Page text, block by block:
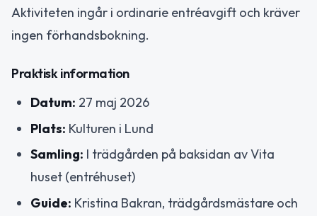
Aktiviteten ingår i ordinarie entréavgift och kräver
ingen förhandsbokning.
Praktisk information
Datum: 27 maj 2026
Plats: Kulturen i Lund
Samling: I trädgården på baksidan av Vita
huset (entréhuset)
Guide: Kristina Bakran, trädgårdsmästare och